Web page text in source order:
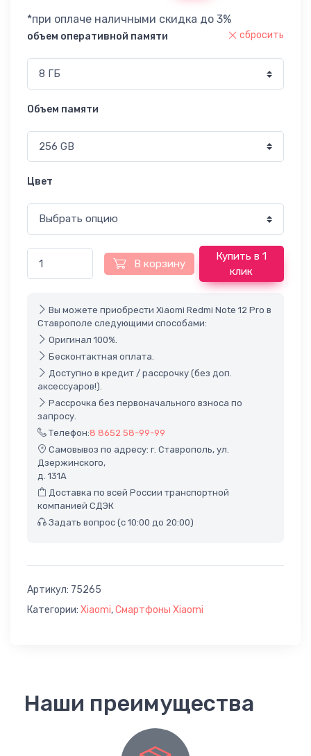
*при оплаче наличными скидка до 3%
объем оперативной памяти
Объем памяти
Цвет
сбросить
В корзину
Купить в 1
клик
Вы можете приобрести Xiaomi Redmi Note 12 Pro в
Ставрополе следующими способами:
Оригинал 100%.
Бесконтактная оплата.
Доступно в кредит / рассрочку (без доп.
аксессуаров!).
Рассрочка без первоначального взноса по
запросу.
Телефон:8 8652 58-99-99
Самовывоз по адресу: г. Ставрополь, ул.
Дзержинского,
д. 131А
Доставка по всей России транспортной
компанией СДЭК
Задать вопрос (с 10:00 до 20:00)
Артикул: 75265
Категории: Xiaomi,Смартфоны Xiaomi
Наши преимущества